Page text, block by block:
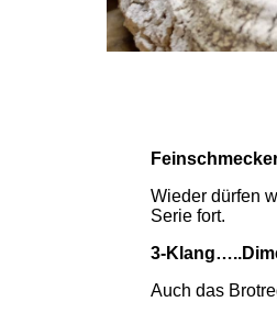
Wieder dürfen
Serie fort.
3-
Auch das